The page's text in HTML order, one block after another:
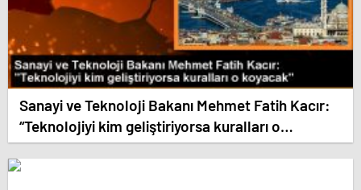
Sanayi ve Teknoloji Bakanı Mehmet Fatih Kacır:
“Teknolojiyi kim geliştiriyorsa kuralları o
koyacak”